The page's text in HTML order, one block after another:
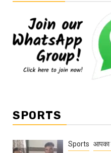
SPORTS
Sports आपका